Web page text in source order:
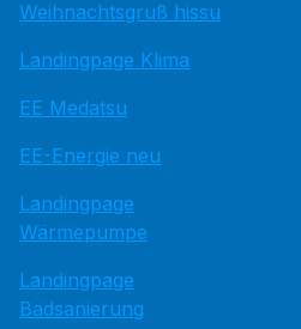
Weihnachtsgruß hissu
Landingpage Klima
EE Medatsu
EE-Energie neu
Landingpage
Wärmepumpe
Landingpage
Badsanierung